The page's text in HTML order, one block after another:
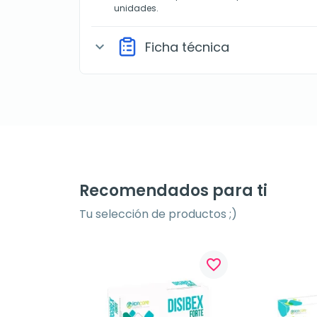
unidades.
expand_more Ficha técnica
Recomendados para ti
Tu selección de productos ;)
favorite_border